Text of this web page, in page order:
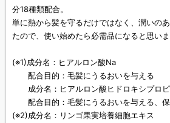
分18種類配合。
単に熱から髪を守るだけではなく、潤いの
たので、使い始めたら必需品になると思いま
(※1)成分名：ヒアルロン酸Na
配合目的：毛髪にうるおいを与える
成分名：ヒアルロン酸ヒドロキシプロピ
配合目的：毛髪にうるおいを与える、
(※2)成分名：リンゴ果実培養細胞エキス